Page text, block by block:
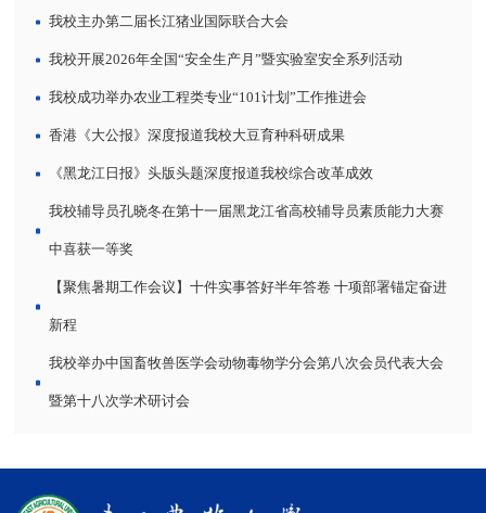
我校主办第二届长江猪业国际联合大会
我校开展2026年全国“安全生产月”暨实验室安全系列活动
我校成功举办农业工程类专业“101计划”工作推进会
香港《大公报》深度报道我校大豆育种科研成果
《黑龙江日报》头版头题深度报道我校综合改革成效
我校辅导员孔晓冬在第十一届黑龙江省高校辅导员素质能力大赛
中喜获一等奖
【聚焦暑期工作会议】十件实事答好半年答卷 十项部署锚定奋进
新程
我校举办中国畜牧兽医学会动物毒物学分会第八次会员代表大会
暨第十八次学术研讨会